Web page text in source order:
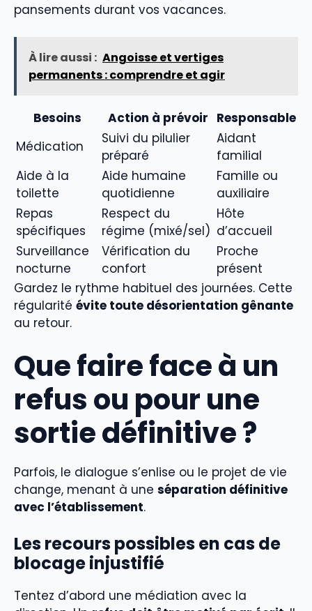
pansements durant vos vacances.
À lire aussi : Angoisse et vertiges
permanents : comprendre et agir
Besoins Action à prévoir Responsable
Médication
Suivi du pilulier
préparé
Aidant
familial
Aide à la
toilette
Aide humaine
quotidienne
Famille ou
auxiliaire
Repas
spécifiques
Respect du
régime (mixé/sel)
Hôte
d’accueil
Surveillance
nocturne
Vérification du
confort
Proche
présent
Gardez le rythme habituel des journées. Cette
régularité évite toute désorientation gênante
au retour.
Que faire face à un
refus ou pour une
sortie définitive ?
Parfois, le dialogue s’enlise ou le projet de vie
change, menant à une séparation définitive
avec l’établissement.
Les recours possibles en cas de
blocage injustifié
Tentez d’abord une médiation avec la